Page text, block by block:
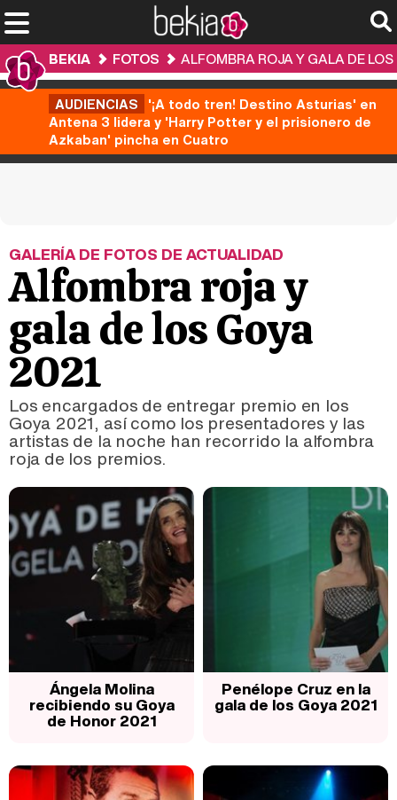
BEKIA FOTOS ALFOMBRA ROJA Y GALA DE LOS
AUDIENCIAS '¡A todo tren! Destino Asturias' en
Antena 3 lidera y 'Harry Potter y el prisionero de
Azkaban' pincha en Cuatro
GALERÍA DE FOTOS DE ACTUALIDAD
Alfombra roja y
gala de los Goya
2021
Los encargados de entregar premio en los
Goya 2021, así como los presentadores y las
artistas de la noche han recorrido la alfombra
roja de los premios.
Ángela Molina
recibiendo su Goya
de Honor 2021
Penélope Cruz en la
gala de los Goya 2021